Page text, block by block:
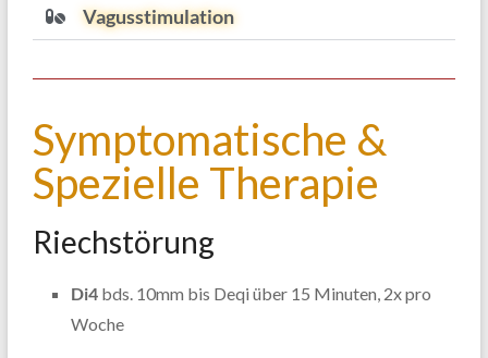
Vagusstimulation
Symptomatische &
Spezielle Therapie
Riechstörung
Di4bds. 10mm bis Deqi über 15 Minuten, 2x pro
Woche